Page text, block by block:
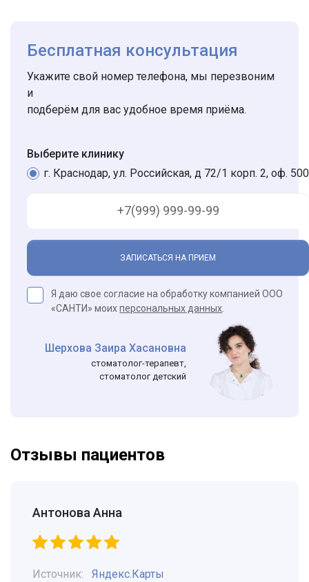
Бесплатная консультация
Укажите свой номер телефона, мы перезвоним
и
подберём для вас удобное время приёма.
Выберите клинику
г. Краснодар, ул. Российская, д 72/1 корп. 2, оф. 500
ЗАПИСАТЬСЯ НА ПРИЕМ
Я даю свое согласие на обработку компанией ООО
«САНТИ» моихперсональных данных
Шерхова Заира Хасановна
стоматолог-терапевт,
стоматолог детский
Отзывы пациентов
Антонова Анна
Источник:
Яндекс.Карты